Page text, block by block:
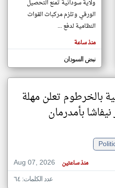
مصادر الأخبار من السودان
اخبار السودان على مدار الساعة
اخبار السودان العاجلة والمباشرة
ولاية سودانية تمنع التحصيل
الورقي وتلزم مركبات القوات
النظامية لدفع ...
منذ ساعة
نبض السودان
بالخرطوم تعلن مهلة
بأمدرمان
Aug 07, 2026
منذ ساعتين
عدد الكلمات: ٦٤
klyoum.com